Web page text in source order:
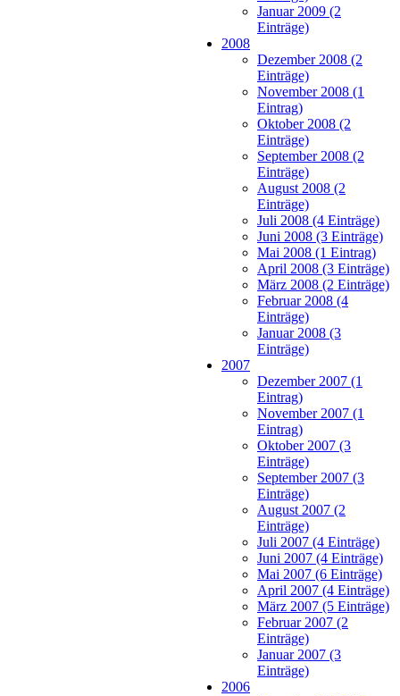
Januar 2009 (2
Einträge)
2008
Dezember 2008 (2
Einträge)
November 2008 (1
Eintrag)
Oktober 2008 (2
Einträge)
September 2008 (2
Einträge)
August 2008 (2
Einträge)
Juli 2008 (4 Einträge)
Juni 2008 (3 Einträge)
Mai 2008 (1 Eintrag)
April 2008 (3 Einträge)
März 2008 (2 Einträge)
Februar 2008 (4
Einträge)
Januar 2008 (3
Einträge)
2007
Dezember 2007 (1
Eintrag)
November 2007 (1
Eintrag)
Oktober 2007 (3
Einträge)
September 2007 (3
Einträge)
August 2007 (2
Einträge)
Juli 2007 (4 Einträge)
Juni 2007 (4 Einträge)
Mai 2007 (6 Einträge)
April 2007 (4 Einträge)
März 2007 (5 Einträge)
Februar 2007 (2
Einträge)
Januar 2007 (3
Einträge)
2006